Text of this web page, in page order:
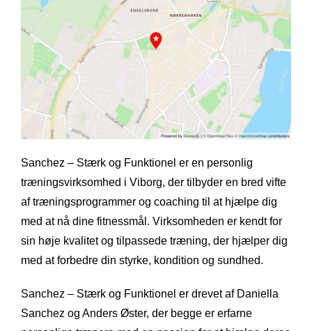
Sanchez – Stærk og Funktionel er en personlig
træningsvirksomhed i Viborg, der tilbyder en bred vifte
af træningsprogrammer og coaching til at hjælpe dig
med at nå dine fitnessmål. Virksomheden er kendt for
sin høje kvalitet og tilpassede træning, der hjælper dig
med at forbedre din styrke, kondition og sundhed.
Sanchez – Stærk og Funktionel er drevet af Daniella
Sanchez og Anders Øster, der begge er erfarne